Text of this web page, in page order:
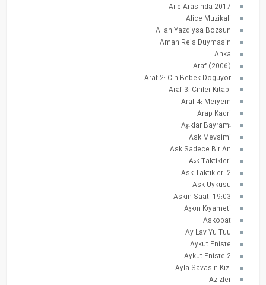
Aile Arasinda 2017
Alice Muzikali
Allah Yazdiysa Bozsun
Aman Reis Duymasin
Anka
Araf (2006)
Araf 2: Cin Bebek Doguyor
Araf 3: Cinler Kitabi
Araf 4: Meryem
Arap Kadri
Aşıklar Bayramı
Ask Mevsimi
Ask Sadece Bir An
Aşk Taktikleri
Ask Taktikleri 2
Ask Uykusu
Askin Saati 19:03
Aşkın Kıyameti
Askopat
Ay Lav Yu Tuu
Aykut Eniste
Aykut Eniste 2
Ayla Savasin Kizi
Azizler